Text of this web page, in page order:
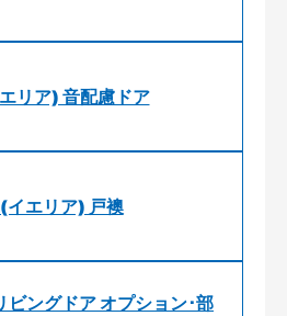
リア) 音配慮ドア
エリア) 戸襖
ングドア オプション･部